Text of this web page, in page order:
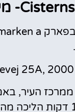
25A,
ממרכז העיר,